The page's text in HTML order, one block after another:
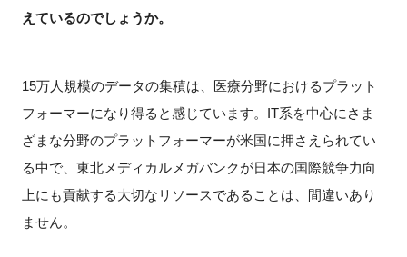
えているのでしょうか。
15万人規模のデータの集積は、医療分野におけるプラット
フォーマーになり得ると感じています。IT系を中心にさま
ざまな分野のプラットフォーマーが米国に押さえられてい
る中で、東北メディカルメガバンクが日本の国際競争力向
上にも貢献する大切なリソースであることは、間違いあり
ません。